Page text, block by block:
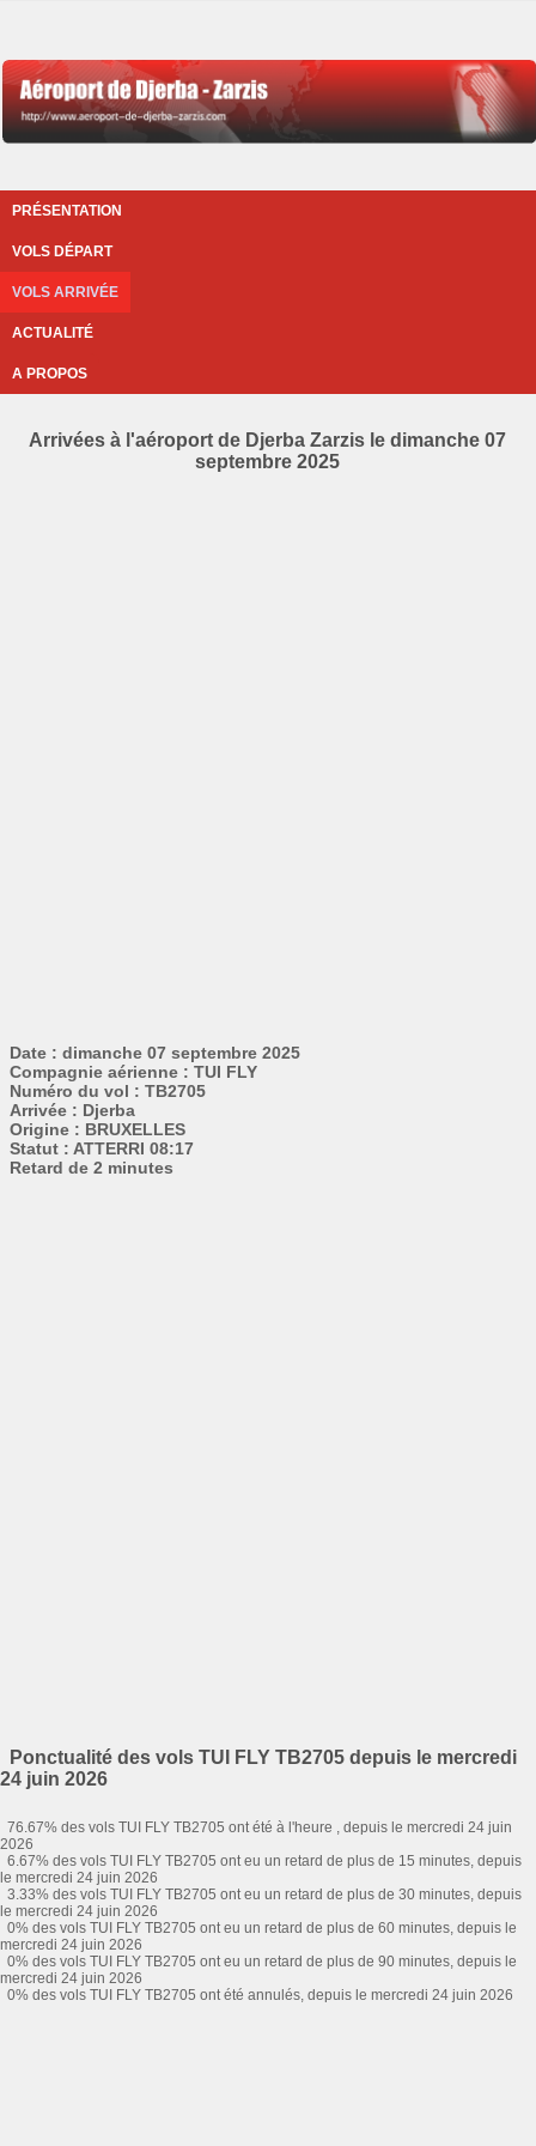
PRÉSENTATION
VOLS DÉPART
VOLS ARRIVÉE
ACTUALITÉ
A PROPOS
Arrivées à l'aéroport de Djerba Zarzis le dimanche 07
septembre 2025
Date : dimanche 07 septembre 2025
Compagnie aérienne : TUI FLY
Numéro du vol : TB2705
Arrivée : Djerba
Origine : BRUXELLES
Statut : ATTERRI 08:17
Retard de 2 minutes
Ponctualité des vols TUI FLY TB2705 depuis le mercredi
24 juin 2026
76.67% des vols TUI FLY TB2705 ont été à l'heure , depuis le mercredi 24 juin
2026
6.67% des vols TUI FLY TB2705 ont eu un retard de plus de 15 minutes, depuis
le mercredi 24 juin 2026
3.33% des vols TUI FLY TB2705 ont eu un retard de plus de 30 minutes, depuis
le mercredi 24 juin 2026
0% des vols TUI FLY TB2705 ont eu un retard de plus de 60 minutes, depuis le
mercredi 24 juin 2026
0% des vols TUI FLY TB2705 ont eu un retard de plus de 90 minutes, depuis le
mercredi 24 juin 2026
0% des vols TUI FLY TB2705 ont été annulés, depuis le mercredi 24 juin 2026